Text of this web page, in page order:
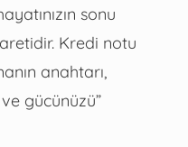
sonu
Kredi notu
anahtarı,
gücünüzü”